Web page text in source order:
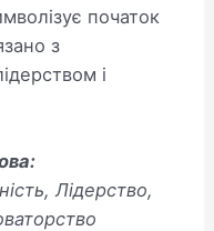
початок
з
і
Лідерство,